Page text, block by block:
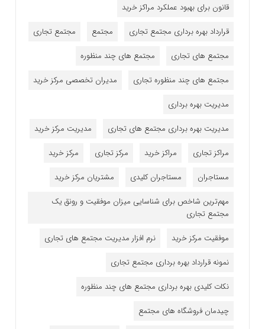
قانون برای بهبود عملکرد مراکز خرید
قرارداد بهره برداری مجتمع تجاری
مجتمع
مجتمع تجاری
مجتمع های تجاری
مجتمع های چند منظوره
مجتمع های چند منظوره تجاری
مدیران تخصصی مرکز خرید
مدیریت بهره برداری
مدیریت بهره برداری مجتمع های تجاری
مدیریت مرکز خرید
مراکز تجاری
مراکز خرید مرکز تجاری
مرکز خرید
مستاجران
مستاجران کلیدی
مشتریان مرکز خرید
مهم‌ترین شاخص برای شناسایی میزان موفقیت و رونق یک
مجتمع تجاری
موفقیت مرکز خرید
نرم افزار مدیریت مجتمع های تجاری
نمونه قرارداد بهره برداری مجتمع تجاری
نکات کلیدی بهره برداری مجتمع های چند منظوره
چیدمان فروشگاه های مجتمع